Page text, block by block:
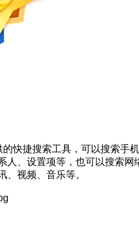
快捷搜索工具，可以搜索手机
人、设置项等，也可以搜索网
、视频、音乐等。